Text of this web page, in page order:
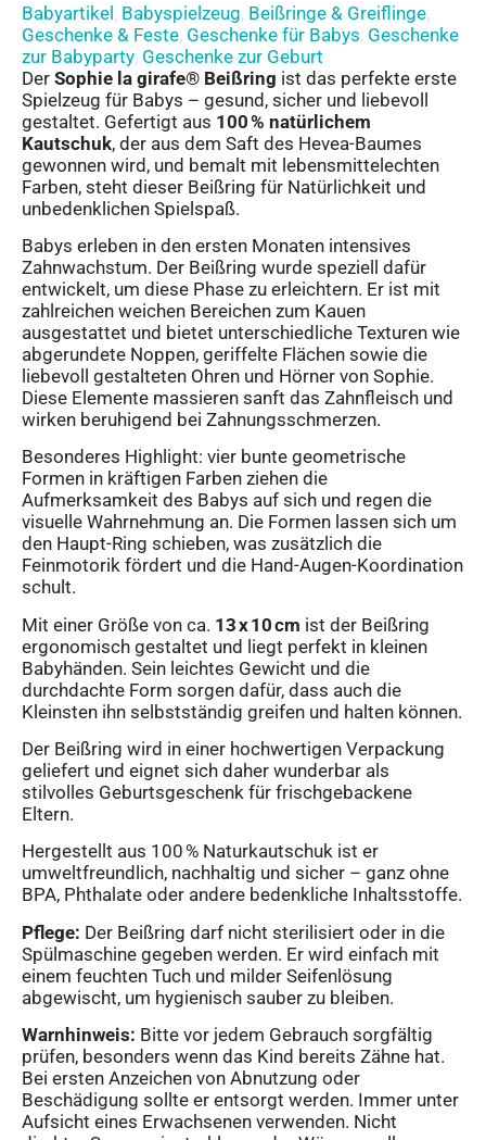
Babyartikel, Babyspielzeug, Beißringe & Greiflinge,
Geschenke & Feste, Geschenke für Babys, Geschenke
zur Babyparty, Geschenke zur Geburt
Der Sophie la girafe® Beißring ist das perfekte erste
Spielzeug für Babys – gesund, sicher und liebevoll
gestaltet. Gefertigt aus 100 % natürlichem
Kautschuk, der aus dem Saft des Hevea-Baumes
gewonnen wird, und bemalt mit lebensmittelechten
Farben, steht dieser Beißring für Natürlichkeit und
unbedenklichen Spielspaß.
Babys erleben in den ersten Monaten intensives
Zahnwachstum. Der Beißring wurde speziell dafür
entwickelt, um diese Phase zu erleichtern. Er ist mit
zahlreichen weichen Bereichen zum Kauen
ausgestattet und bietet unterschiedliche Texturen wie
abgerundete Noppen, geriffelte Flächen sowie die
liebevoll gestalteten Ohren und Hörner von Sophie.
Diese Elemente massieren sanft das Zahnfleisch und
wirken beruhigend bei Zahnungsschmerzen.
Besonderes Highlight: vier bunte geometrische
Formen in kräftigen Farben ziehen die
Aufmerksamkeit des Babys auf sich und regen die
visuelle Wahrnehmung an. Die Formen lassen sich um
den Haupt-Ring schieben, was zusätzlich die
Feinmotorik fördert und die Hand-Augen-Koordination
schult.
Mit einer Größe von ca. 13 x 10 cm ist der Beißring
ergonomisch gestaltet und liegt perfekt in kleinen
Babyhänden. Sein leichtes Gewicht und die
durchdachte Form sorgen dafür, dass auch die
Kleinsten ihn selbstständig greifen und halten können.
Der Beißring wird in einer hochwertigen Verpackung
geliefert und eignet sich daher wunderbar als
stilvolles Geburtsgeschenk für frischgebackene
Eltern.
Hergestellt aus 100 % Naturkautschuk ist er
umweltfreundlich, nachhaltig und sicher – ganz ohne
BPA, Phthalate oder andere bedenkliche Inhaltsstoffe.
Pflege: Der Beißring darf nicht sterilisiert oder in die
Spülmaschine gegeben werden. Er wird einfach mit
einem feuchten Tuch und milder Seifenlösung
abgewischt, um hygienisch sauber zu bleiben.
Warnhinweis: Bitte vor jedem Gebrauch sorgfältig
prüfen, besonders wenn das Kind bereits Zähne hat.
Bei ersten Anzeichen von Abnutzung oder
Beschädigung sollte er entsorgt werden. Immer unter
Aufsicht eines Erwachsenen verwenden. Nicht